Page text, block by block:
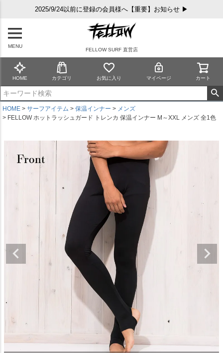
2025/9/24以前に登録の会員様へ【重要】お知らせ ▶
MENU
FELLOW SURF 直営店
HOME カテゴリ お気に入り マイページ カート
HOME サーフアイテム 保温インナー
メンズ
FELLOW ホットラッシュガード トレンカ 保温インナー M～XXL メンズ 全1色